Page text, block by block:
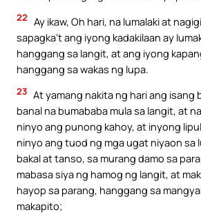
22 Ay ikaw, Oh hari, na lumalaki at
sapagka’t ang iyong kadakilaan ay
hanggang sa langit, at ang iyong
hanggang sa wakas ng lupa.
23 At yamang nakita ng hari ang isang
banal na bumababa mula sa langit, at
ninyo ang punong kahoy, at inyong
ninyo ang tuod ng mga ugat niyaon sa
bakal at tanso, sa murang damo sa
mabasa siya ng hamog ng langit, at
hayop sa parang, hanggang sa
makapito;